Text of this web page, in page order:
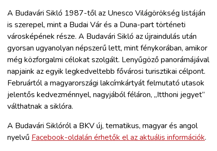
A Budavári Sikló 1987-től az Unesco Világörökség listáján
is szerepel, mint a Budai Vár és a Duna-part történeti
városképének része. A Budavári Sikló az újraindulás után
gyorsan ugyanolyan népszerű lett, mint fénykorában, amikor
még közforgalmi célokat szolgált. Lenyűgöző panorámájával
napjaink az egyik legkedveltebb fővárosi turisztikai célpont.
Februártól a magyarországi lakcímkártyát felmutató utasok
jelentős kedvezménnyel, nagyjából féláron, „Itthoni jegyet”
válthatnak a siklóra.
A Budavári Siklóról a BKV új, tematikus, magyar és angol
nyelvű Facebook-oldalán érhetők el az aktuális információk.